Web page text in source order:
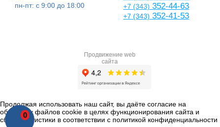
0
пн-пт: с 9:00 до 18:00
+7 (343) 352-44-63
+7 (343) 352-41-53
Продвижение web
сайта
Продолжая использовать наш сайт, вы даёте согласие на
обработку файлов cookie в целях функционирования сайта и
сбора статистики в соответствии с политикой конфиденциальности